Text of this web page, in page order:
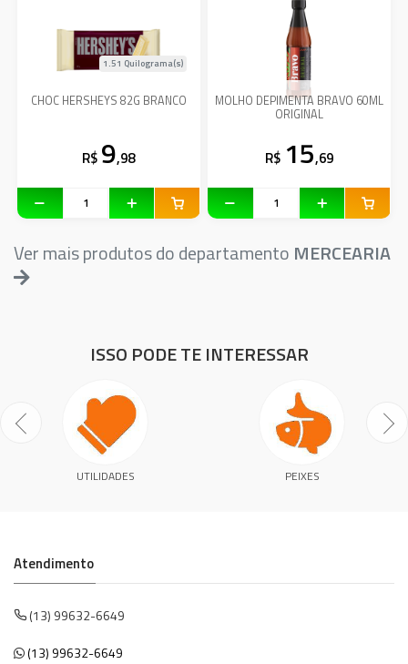
CHOC HERSHEYS 82G BRANCO
1.51 Quilograma(s)
R$ 9,98
MOLHO DEPIMENTA BRAVO 60ML
ORIGINAL
R$ 15,69
Ver mais produtos do departamento MERCEARIA
ISSO PODE TE INTERESSAR
UTILIDADES PEIXES
Atendimento
(13) 99632-6649
(13) 99632-6649